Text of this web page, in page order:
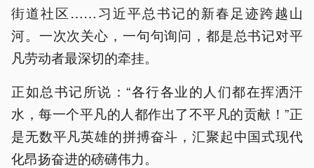
街道社区……习近平总书记的新春足迹跨越山
河。一次次关心，一句句询问，都是总书记对平
凡劳动者最深切的牵挂。
正如总书记所说：“各行各业的人们都在挥洒汗
水，每一个平凡的人都作出了不平凡的贡献！”正
是无数平凡英雄的拼搏奋斗，汇聚起中国式现代
化昂扬奋进的磅礴伟力。